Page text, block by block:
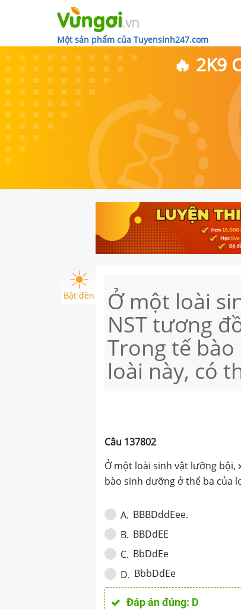
Một sản phẩm của Tuyensinh247.com
🔥 2K9
Bật đèn Ở một loài
NST tương
Trong tế
loài này, có
Câu 137802
Ở một loài sinh vật lưỡng bội,
bào sinh dưỡng ở thể ba của
A. BBBDddEee.
B. BBDdEE
C. BbDdEe
D. BbbDdEe
Đáp án đúng: D